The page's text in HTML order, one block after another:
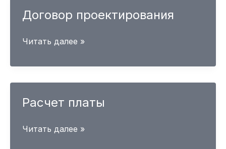
Договор проектирования
Договор
Читать далее »
Расчет платы
Расчет
Читать далее »